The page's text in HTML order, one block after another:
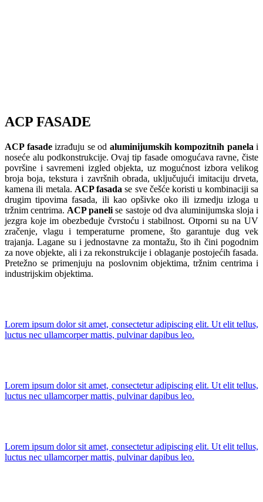
ACP FASADE
ACP fasadeizrađuju se od aluminijumskih kompozitnih panela i
noseće alu podkonstrukcije. Ovaj tip fasade omogućava ravne, čiste
površine i savremeni izgled objekta, uz mogućnost izbora velikog
broja boja, tekstura i završnih obrada, uključujući imitaciju drveta,
kamena ili metala. ACP fasada se sve češće koristi u kombinaciji sa
drugim tipovima fasada, ili kao opšivke oko ili izmedju izloga u
tržnim centrima. ACP paneli se sastoje od dva aluminijumska sloja i
jezgra koje im obezbeđuje čvrstoću i stabilnost. Otporni su na UV
zračenje, vlagu i temperaturne promene, što garantuje dug vek
trajanja. Lagane su i jednostavne za montažu, što ih čini pogodnim
za nove objekte, ali i za rekonstrukcije i oblaganje postojećih fasada.
Pretežno se primenjuju na poslovnim objektima, tržnim centrima i
industrijskim objektima.
Lorem ipsum dolor sit amet, consectetur adipiscing elit. Ut elit tellus,
luctus nec ullamcorper mattis, pulvinar dapibus leo.
Lorem ipsum dolor sit amet, consectetur adipiscing elit. Ut elit tellus,
luctus nec ullamcorper mattis, pulvinar dapibus leo.
Lorem ipsum dolor sit amet, consectetur adipiscing elit. Ut elit tellus,
luctus nec ullamcorper mattis, pulvinar dapibus leo.